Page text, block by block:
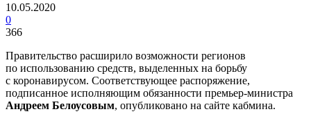
10.05.2020
0
366
Правительство расширило возможности регионов
по использованию средств, выделенных на борьбу
с коронавирусом. Соответствующее распоряжение,
подписанное исполняющим обязанности премьер-министра
Андреем Белоусовым, опубликовано на сайте кабмина.